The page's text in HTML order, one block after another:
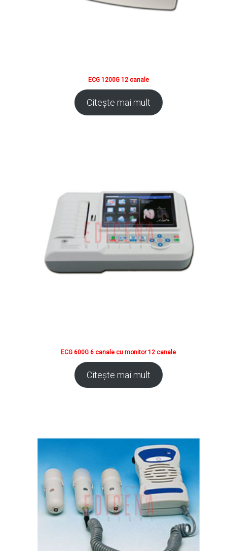
ECG 1200G 12 canale
Citește mai mult
ECG 600G 6 canale cu monitor 12 canale
Citește mai mult